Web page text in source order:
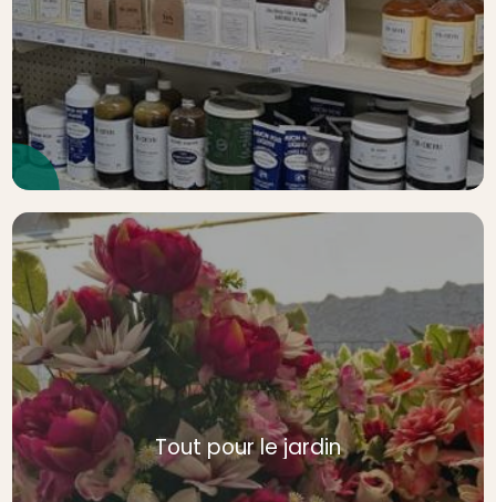
Tout pour le jardin